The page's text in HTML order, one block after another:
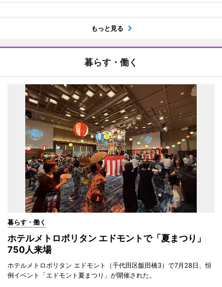
もっと見る
暮らす・働く
暮らす・働く
ホテルメトロポリタン エドモントで「夏まつり」
750人来場
ホテルメトロポリタン エドモント（千代田区飯田橋3）で7月28日、恒
例イベント「エドモント夏まつり」が開催された。